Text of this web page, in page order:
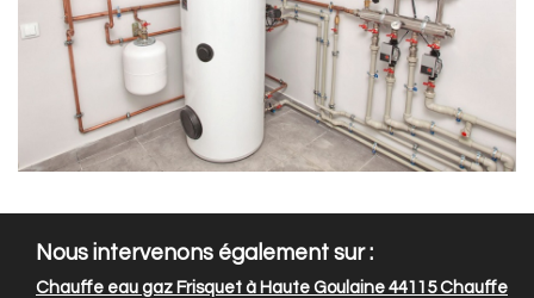
Nous intervenons également sur :
Chauffe eau gaz Frisquet à Haute Goulaine 44115Chauffe